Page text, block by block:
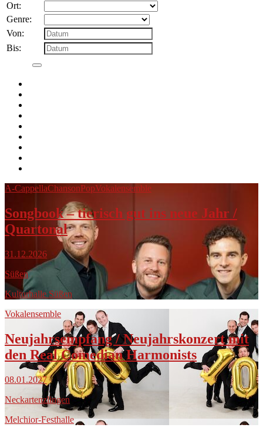
Ort:
Genre:
Von:
Bis:
A-CappellaChansonPopVokalensemble
Songbook – tierisch gut ins neue Jahr /
Quartonal
31.12.2026
Süßen
Kulturhalle Süßen
Vokalensemble
Neujahrsempfang / Neujahrskonzert mit
den Real Comedian Harmonists
08.01.2027
Neckartenzlingen
Melchior-Festhalle